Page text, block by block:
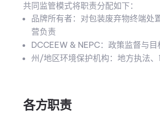
共同监管模式将职责分配如下：
品牌所有者：对包装废弃物终端处
营负责
DCCEEW & NEPC：政策监督与目
州/地区环境保护机构：地方执法
各方职责